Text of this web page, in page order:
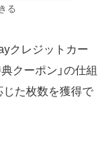
る
クレジットカー
クーポン」の仕組
じた枚数を獲得で